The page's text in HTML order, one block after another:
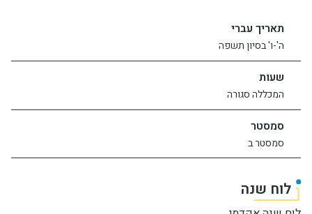
יחידות ומכונים
חברה וקהילה
תאריך עברי
ה'-ו' בסיון תשפה
שעות
המכללה סגורה
סמסטר
סמסטר ב
לוח שנה